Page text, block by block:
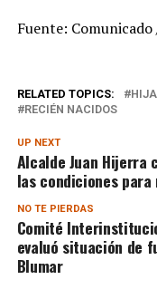
Fuente: Comunicado
RELATED TOPICS:
RECIÉN NACIDOS
UP NEXT
Alcalde Juan Hijerra
las condiciones
NO TE PIERDAS
Comité
evaluó situación de
Blumar